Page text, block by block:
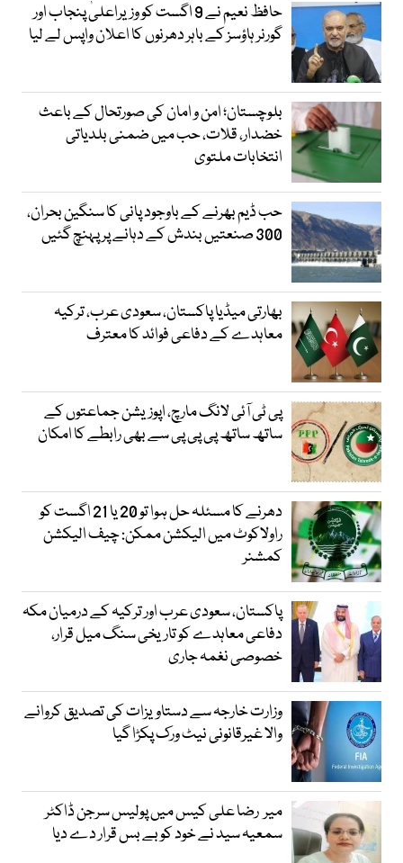
حافظ نعیم نے 9 اگست کو وزیراعلیٰ پنجاب اور
گورنر ہاؤسز کے باہر دھرنوں کا اعلان واپس لے لیا
بلوچستان؛ امن و امان کی صورتحال کے باعث
خضدار، قلات، حب میں ضمنی بلدیاتی
انتخابات ملتوی
حب ڈیم بھرنے کے باوجود پانی کا سنگین بحران،
300 صنعتیں بندش کے دہانے پر پہنچ گئیں
بھارتی میڈیا پاکستان، سعودی عرب، ترکیہ
معاہدے کے دفاعی فوائد کا معترف
پی ٹی آئی لانگ مارچ، اپوزیشن جماعتوں کے
ساتھ ساتھ پی پی پی سے بھی رابطے کا امکان
دھرنے کا مسئلہ حل ہوا تو 20 یا 21 اگست کو
راولاکوٹ میں الیکشن ممکن: چیف الیکشن
کمشنر
پاکستان، سعودی عرب اور ترکیہ کے درمیان مکہ
دفاعی معاہدے کو تاریخی سنگ میل قرار،
خصوصی نغمہ جاری
وزارت خارجہ سے دستاویزات کی تصدیق کروانے
والا غیرقانونی نیٹ ورک پکڑا گیا
میر رضا علی کیس میں پولیس سرجن ڈاکٹر
سمعیہ سید نے خود کو بے بس قرار دے دیا